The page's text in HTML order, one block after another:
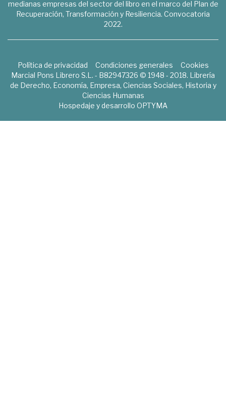
medianas empresas del sector del libro en el marco del Plan de
Recuperación, Transformación y Resiliencia. Convocatoria
2022.
Política de privacidad Condiciones generales
Cookies
Marcial Pons Librero S.L. - B82947326 © 1948 - 2018. Librería
de Derecho, Economía, Empresa, Ciencias Sociales, Historia y
Ciencias Humanas
Hospedaje y desarrollo OPTYMA